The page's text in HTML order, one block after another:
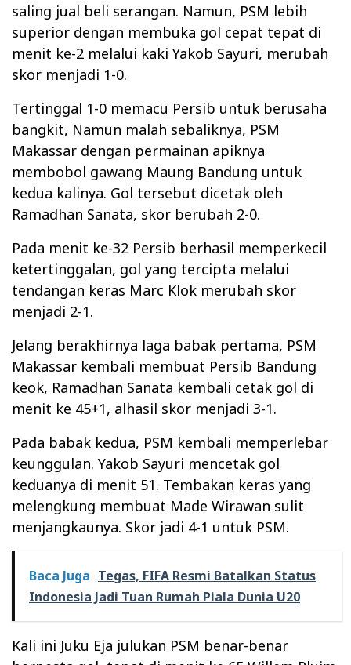
saling jual beli serangan. Namun, PSM lebih
superior dengan membuka gol cepat tepat di
menit ke-2 melalui kaki Yakob Sayuri, merubah
skor menjadi 1-0.
Tertinggal 1-0 memacu Persib untuk berusaha
bangkit, Namun malah sebaliknya, PSM
Makassar dengan permainan apiknya
membobol gawang Maung Bandung untuk
kedua kalinya. Gol tersebut dicetak oleh
Ramadhan Sanata, skor berubah 2-0.
Pada menit ke-32 Persib berhasil memperkecil
ketertinggalan, gol yang tercipta melalui
tendangan keras Marc Klok merubah skor
menjadi 2-1.
Jelang berakhirnya laga babak pertama, PSM
Makassar kembali membuat Persib Bandung
keok, Ramadhan Sanata kembali cetak gol di
menit ke 45+1, alhasil skor menjadi 3-1.
Pada babak kedua, PSM kembali memperlebar
keunggulan. Yakob Sayuri mencetak gol
keduanya di menit 51. Tembakan keras yang
melengkung membuat Made Wirawan sulit
menjangkaunya. Skor jadi 4-1 untuk PSM.
Baca Juga Tegas, FIFA Resmi Batalkan Status
Indonesia Jadi Tuan Rumah Piala Dunia U20
Kali ini Juku Eja julukan PSM benar-benar